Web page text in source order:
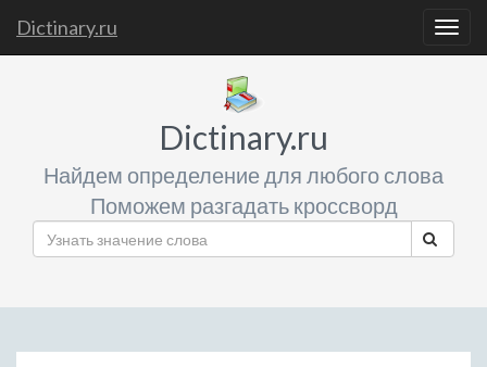
Dictinary.ru
Dictinary.ru
Найдем определение для любого слова
Поможем разгадать кроссворд